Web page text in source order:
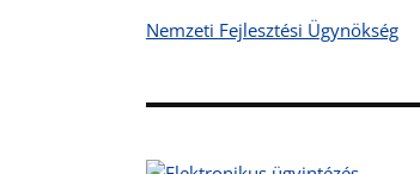
Nemzeti Fejlesztési Ügynökség